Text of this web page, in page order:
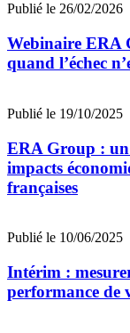
Publié le 26/02/2026
Webinaire ERA
quand l’échec
Publié le 19/10/2025
ERA Group :
impacts
françaises
Publié le 10/06/2025
Intérim :
performance de